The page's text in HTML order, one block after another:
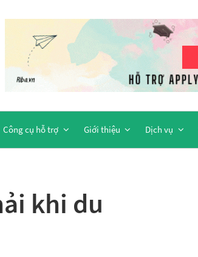
Công cụ hỗ trợ Giới thiệu Dịch vụ
khi du